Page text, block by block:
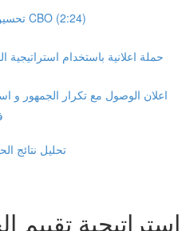
تحسين نتائج الحملة الاعلانية CBO (2:24)
حملة اعلانية باستخدام استراتيجية
اعلان الوصول مع تكرار الجمهور و
تحليل نتائج